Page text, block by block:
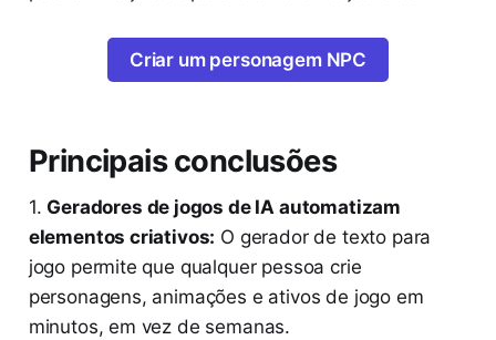
Criar um personagem NPC
Principais conclusões
1. Geradores de jogos de IA automatizam
elementos criativos: O gerador de texto para
jogo permite que qualquer pessoa crie
personagens, animações e ativos de jogo em
minutos, em vez de semanas.